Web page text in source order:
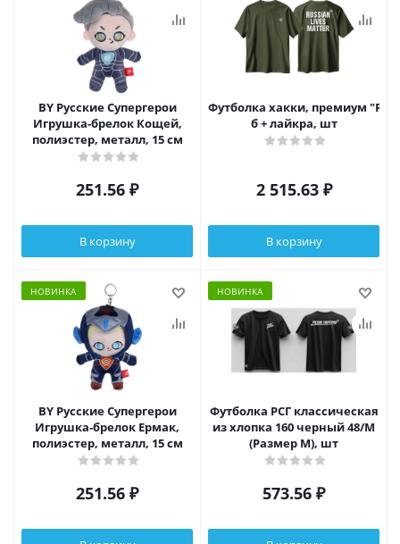
BY Русские Супергерои
Игрушка-брелок Кощей,
полиэстер, металл, 15 см
251.56 ₽
В корзину
Футболка хакки, премиум
б + лайкра, шт
2 515.63₽
В корзину
НОВИНКА
BY Русские Супергерои
Игрушка-брелок Ермак,
полиэстер, металл, 15 см
251.56 ₽
НОВИНКА
Футболка РСГ классическая
из хлопка 160 черный 48/M
(Размер M), шт
573.56 ₽